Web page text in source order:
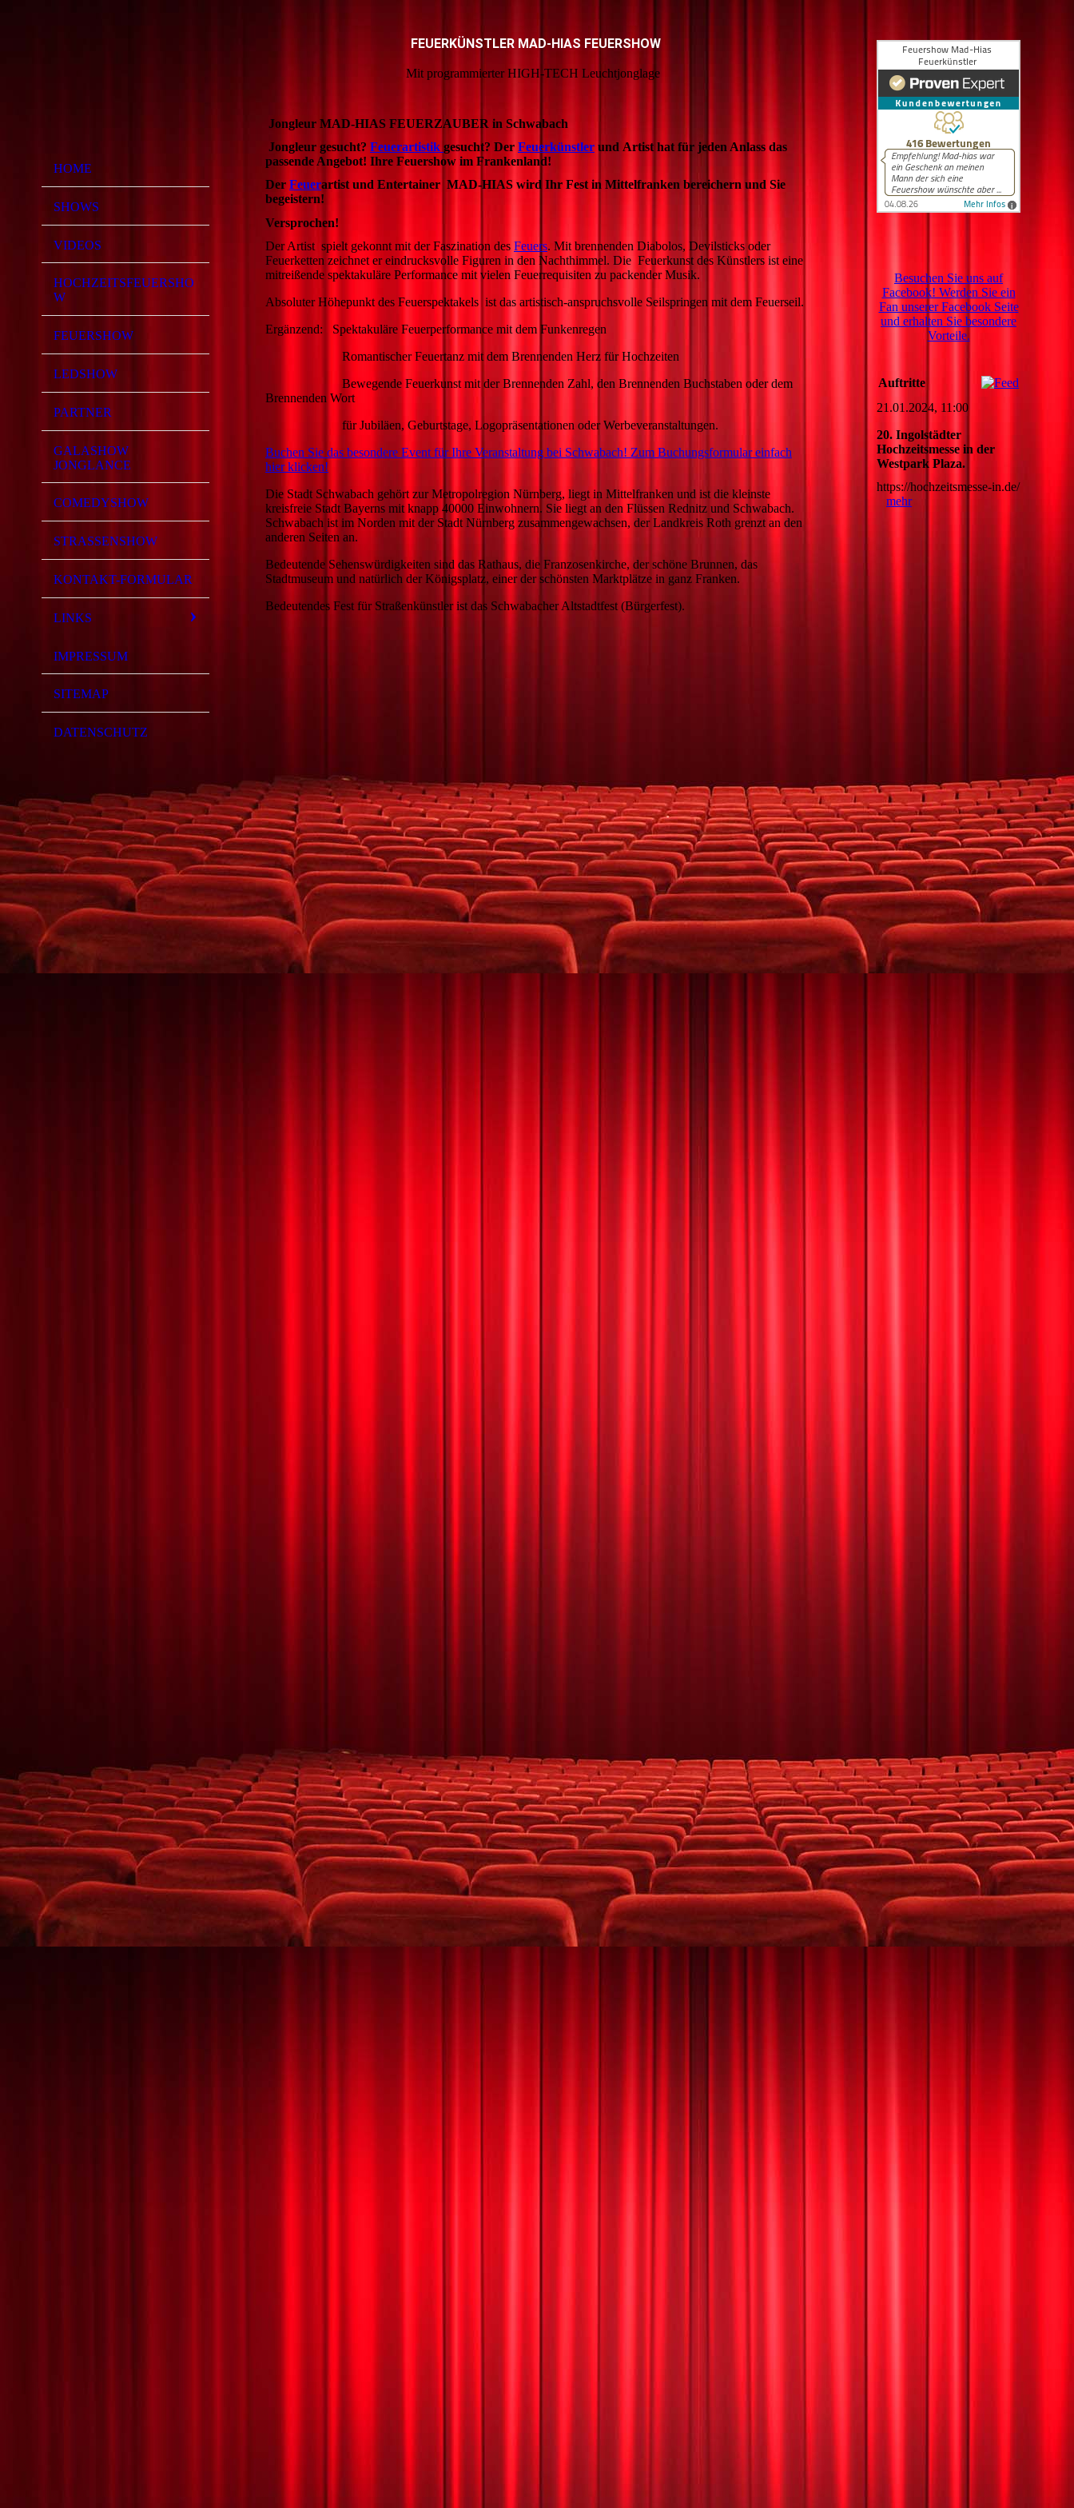
HOME
SHOWS
VIDEOS
HOCHZEITSFEUERSHO
W
FEUERSHOW
LEDSHOW
PARTNER
GALASHOW
JONGLANCE
COMEDYSHOW
STRASSENSHOW
KONTAKT-FORMULAR
LINKS
IMPRESSUM
SITEMAP
DATENSCHUTZ
FEUERKÜNSTLER MAD-HIAS FEUERSHOW
Mit programmierter HIGH-TECH Leuchtjonglage
Jongleur MAD-HIAS FEUERZAUBER in Schwabach
Jongleur gesucht? Feuerartistik gesucht? Der Feuerkünstler und Artist hat für jeden Anlass das
passende Angebot! Ihre Feuershow im Frankenland!
Der Feuerartist und Entertainer MAD-HIAS wird Ihr Fest in Mittelfranken bereichern und Sie
begeistern!
Versprochen!
Der Artist spielt gekonnt mit der Faszination des Feuers. Mit brennenden Diabolos, Devilsticks oder
Feuerketten zeichnet er eindrucksvolle Figuren in den Nachthimmel. Die Feuerkunst des Künstlers ist eine
mitreißende spektakuläre Performance mit vielen Feuerrequisiten zu packender Musik.
Absoluter Höhepunkt des Feuerspektakels ist das artistisch-anspruchsvolle Seilspringen mit dem Feuerseil.
Ergänzend: Spektakuläre Feuerperformance mit dem Funkenregen
Romantischer Feuertanz mit dem Brennenden Herz für Hochzeiten
Bewegende Feuerkunst mit der Brennenden Zahl, den Brennenden Buchstaben oder dem
Brennenden Wort
für Jubiläen, Geburtstage, Logopräsentationen oder Werbeveranstaltungen.
Buchen Sie das besondere Event für Ihre Veranstaltung bei Schwabach! Zum Buchungsformular einfach
hier klicken!
Die Stadt Schwabach gehört zur Metropolregion Nürnberg, liegt in Mittelfranken und ist die kleinste
kreisfreie Stadt Bayerns mit knapp 40000 Einwohnern. Sie liegt an den Flüssen Rednitz und Schwabach.
Schwabach ist im Norden mit der Stadt Nürnberg zusammengewachsen, der Landkreis Roth grenzt an den
anderen Seiten an.
Bedeutende Sehenswürdigkeiten sind das Rathaus, die Franzosenkirche, der schöne Brunnen, das
Stadtmuseum und natürlich der Königsplatz, einer der schönsten Marktplätze in ganz Franken.
Bedeutendes Fest für Straßenkünstler ist das Schwabacher Altstadtfest (Bürgerfest).
Besuchen Sie uns auf
Facebook! Werden Sie ein
Fan unserer Facebook Seite
und erhalten Sie besondere
Vorteile.
Auftritte
21.01.2024, 11:00
20. Ingolstädter
Hochzeitsmesse in der
Westpark Plaza.
https://hochzeitsmesse-in.de/
mehr